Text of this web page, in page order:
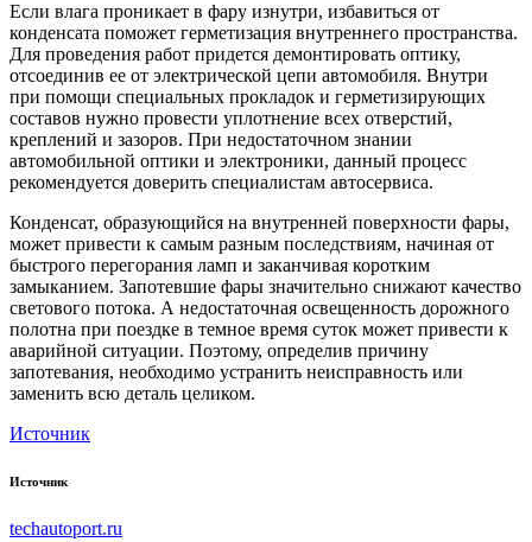
Если влага проникает в фару изнутри, избавиться от
конденсата поможет герметизация внутреннего пространства.
Для проведения работ придется демонтировать оптику,
отсоединив ее от электрической цепи автомобиля. Внутри
при помощи специальных прокладок и герметизирующих
составов нужно провести уплотнение всех отверстий,
креплений и зазоров. При недостаточном знании
автомобильной оптики и электроники, данный процесс
рекомендуется доверить специалистам автосервиса.
Конденсат, образующийся на внутренней поверхности фары,
может привести к самым разным последствиям, начиная от
быстрого перегорания ламп и заканчивая коротким
замыканием. Запотевшие фары значительно снижают качество
светового потока. А недостаточная освещенность дорожного
полотна при поездке в темное время суток может привести к
аварийной ситуации. Поэтому, определив причину
запотевания, необходимо устранить неисправность или
заменить всю деталь целиком.
Источник
Источник
techautoport.ru